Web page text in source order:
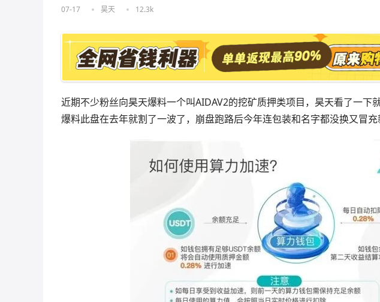
07-17 昊天 12.3k
近期不少粉丝向昊天爆料一个叫AIDAV2的挖矿质押类项目，昊天看了一下
爆料此盘在去年就割了一波了，崩盘跑路后今年连包装和名字都没换又冒充